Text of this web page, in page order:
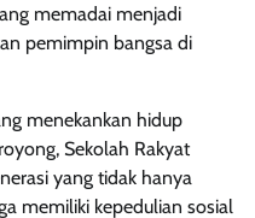
memadai menjadi
pemimpin bangsa di
menekankan hidup
Sekolah Rakyat
yang tidak hanya
memiliki kepedulian sosial